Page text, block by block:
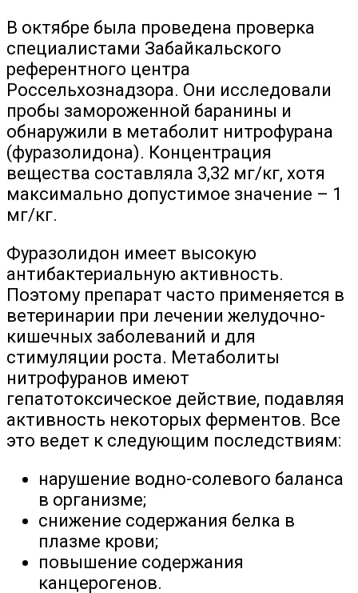
В октябре была проведена проверка
специалистами Забайкальского
референтного центра
Россельхознадзора. Они исследовали
пробы замороженной баранины и
обнаружили в метаболит нитрофурана
(фуразолидона). Концентрация
вещества составляла 3,32 мг/кг, хотя
максимально допустимое значение – 1
мг/кг.
Фуразолидон имеет высокую
антибактериальную активность.
Поэтому препарат часто применяется в
ветеринарии при лечении желудочно-
кишечных заболеваний и для
стимуляции роста. Метаболиты
нитрофуранов имеют
гепатотоксическое действие, подавляя
активность некоторых ферментов. Все
это ведет к следующим последствиям:
нарушение водно-солевого баланса
в организме;
снижение содержания белка в
плазме крови;
повышение содержания
канцерогенов.